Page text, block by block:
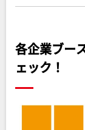
各企業ブー
ェック！